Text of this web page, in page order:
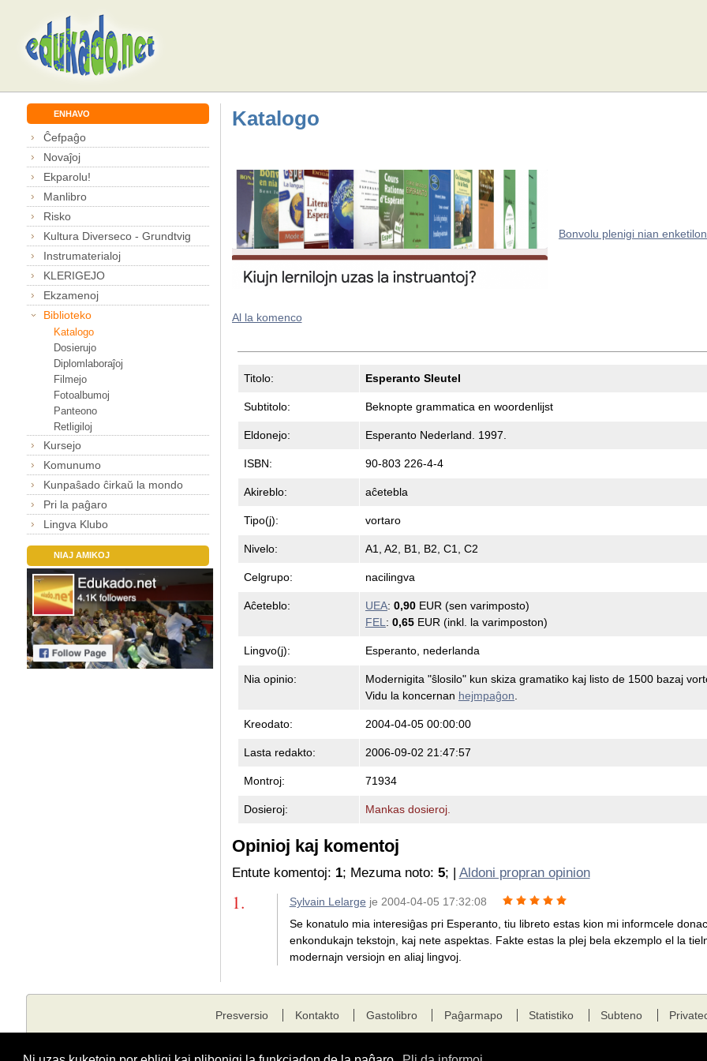
ENHAVO
Ĉefpaĝo
Novaĵoj
Ekparolu!
Manlibro
Risko
Kultura Diverseco - Grundtvig
Instrumaterialoj
KLERIGEJO
Ekzamenoj
Biblioteko
Katalogo
Dosierujo
Diplomlaboraĵoj
Filmejo
Fotoalbumoj
Panteono
Retligiloj
Kursejo
Komunumo
Kunpaŝado ĉirkaŭ la mondo
Pri la paĝaro
Lingva Klubo
NIAJ AMIKOJ
Katalogo
Bonvolu plenigi nian
Al la komenco
Titolo: Esperanto Sleutel
Subtitolo: Beknopte grammatica en woordenlijst
Eldonejo: Esperanto Nederland. 1997.
ISBN: 90-803 226-4-4
Akireblo: aĉetebla
Tipo(j): vortaro
Nivelo: A1, A2, B1, B2, C1, C2
Celgrupo: nacilingva
Aĉeteblo: UEA: 0,90EUR (sen varimposto)
FEL : 0,65EUR (inkl. la varimposton)
Lingvo(j): Esperanto, nederlanda
Nia opinio:
Modernigita "ŝlosilo" kun skiza gramatiko kaj listo de 1500 bazaj
Vidu la koncernan hejmpaĝon
Kreodato: 2004-04-05 00:00:00
Lasta redakto: 2006-09-02 21:47:57
Montroj: 71934
Dosieroj: Mankas dosieroj.
Opinioj kaj komentoj
Entute komentoj: 1; Mezuma noto: 5; | Aldoni propran opinion
1. Sylvain Lelarge je 2004-04-05 17:32:08
Se konatulo mia interesiĝas pri Esperanto, tiu libreto estas kion mi informcele
enkondukajn tekstojn, kaj nete aspektas. Fakte estas la plej bela ekzemplo el la
modernajn versiojn en aliaj lingvoj.
Presversio Kontakto Gastolibro Paĝarmapo Statistiko Subteno
Kopirajto © 2001 - 2026 edukado.net. Ĉiuj rajtoj rezervitaj.